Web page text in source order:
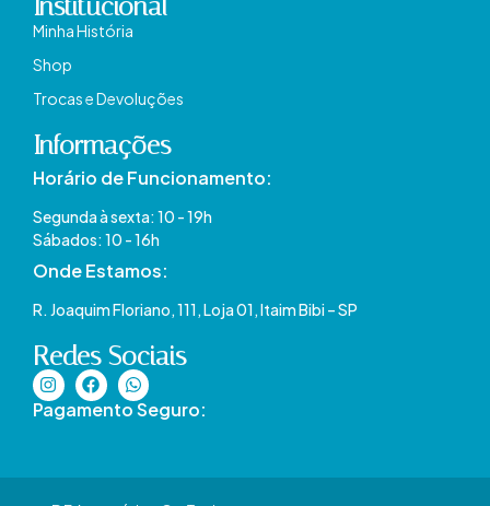
Institucional
Minha História
Shop
Trocas e Devoluções
Informações
Horário de Funcionamento:
Segunda à sexta: 10 - 19h
Sábados: 10 - 16h
Onde Estamos​:
R. Joaquim Floriano, 111, Loja 01, Itaim Bibi – SP​
Redes Sociais
Pagamento Seguro: